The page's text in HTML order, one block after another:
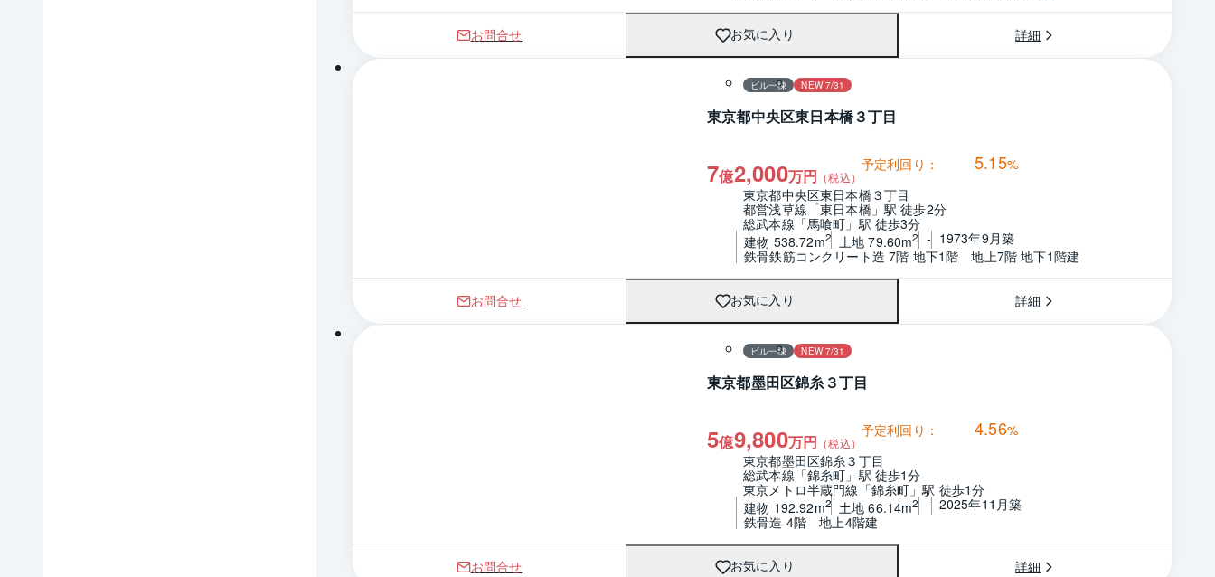
お問合せ お気に入り 詳細
ビル一棟 NEW 7/31
東京都中央区東日本橋３丁目
7億2,000万円 （税込）
予定利回り： 5.15%
東京都中央区東日本橋３丁目
都営浅草線「東日本橋」駅 徒歩2分
総武本線「馬喰町」駅 徒歩3分
建物 538.72m2 土地 79.60m2 - 1973年9月築
鉄骨鉄筋コンクリート造 7階 地下1階　地上7階 地下1階建
お問合せ お気に入り 詳細
ビル一棟 NEW 7/31
東京都墨田区錦糸３丁目
5億9,800万円 （税込）
予定利回り： 4.56%
東京都墨田区錦糸３丁目
総武本線「錦糸町」駅 徒歩1分
東京メトロ半蔵門線「錦糸町」駅 徒歩1分
建物 192.92m2 土地 66.14m2 - 2025年11月築
鉄骨造 4階　地上4階建
お問合せ お気に入り 詳細